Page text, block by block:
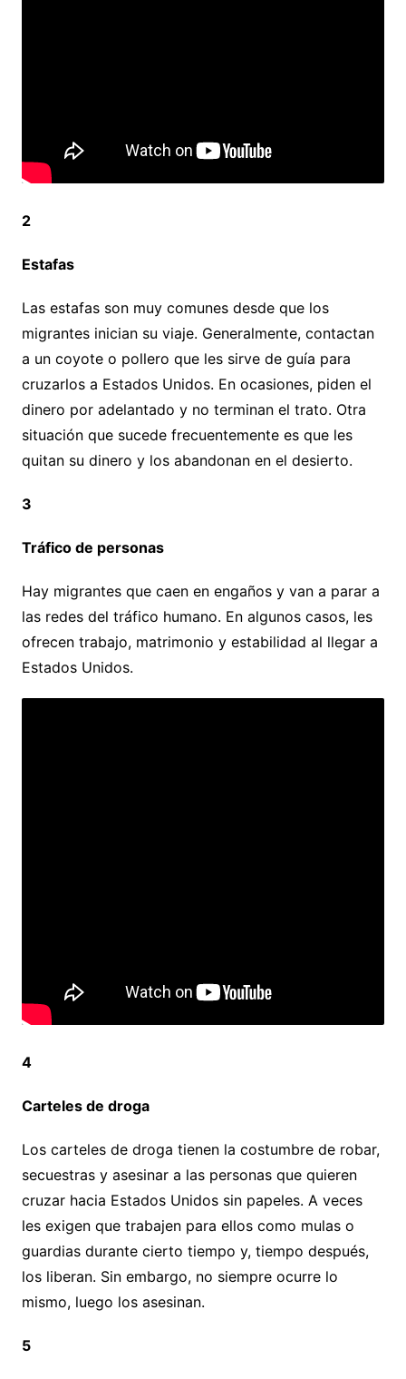
2
Estafas
Las estafas son muy comunes desde que los
migrantes inician su viaje. Generalmente, contactan
a un coyote o pollero que les sirve de guía para
cruzarlos a Estados Unidos. En ocasiones, piden el
dinero por adelantado y no terminan el trato. Otra
situación que sucede frecuentemente es que les
quitan su dinero y los abandonan en el desierto.
3
Tráfico de personas
Hay migrantes que caen en engaños y van a parar a
las redes del tráfico humano. En algunos casos, les
ofrecen trabajo, matrimonio y estabilidad al llegar a
Estados Unidos.
4
Carteles de droga
Los carteles de droga tienen la costumbre de robar,
secuestras y asesinar a las personas que quieren
cruzar hacia Estados Unidos sin papeles. A veces
les exigen que trabajen para ellos como mulas o
guardias durante cierto tiempo y, tiempo después,
los liberan. Sin embargo, no siempre ocurre lo
mismo, luego los asesinan.
5